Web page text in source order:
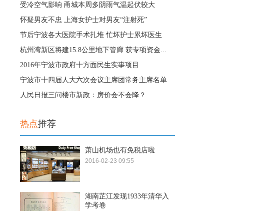
受冷空气影响 甬城本周多阴雨气温起伏较大
怀疑男友不忠 上海女护士对男友“注射死”
节后宁波各大医院手术扎堆 忙坏护士累坏医生
杭州湾新区将建15.8公里地下管廊 获专项资金...
2016年宁波市政府十方面民生实事项目
宁波市十四届人大六次会议主席团常务主席名单
人民日报三问楼市新政：房价会不会降？
热点推荐
萧山机场也有免税店啦
2016-02-23 09:55
湖南芷江发现1933年清华入
学考卷